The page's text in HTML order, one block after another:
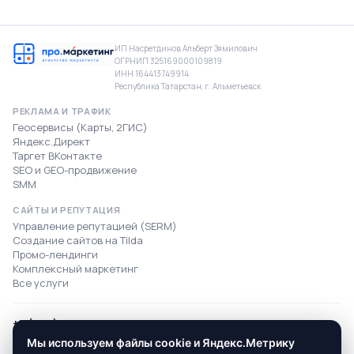
Мы используем файлы cookie и Яндекс.Метрику
ИП Насретдинов Альберт Зямилович
ОГРНИП 325169000109819
ИНН 164413749914
Республика Татарстан, г. Альметьевск
РЕКЛАМА И ТРАФИК
Геосервисы (Карты, 2ГИС)
Яндекс.Директ
Таргет ВКонтакте
SEO и GEO-продвижение
SMM
САЙТЫ И РЕПУТАЦИЯ
Управление репутацией (SERM)
Создание сайтов на Tilda
Промо-лендинги
Комплексный маркетинг
Все услуги
+7 (904) 674-50-15
info@promarketing.su